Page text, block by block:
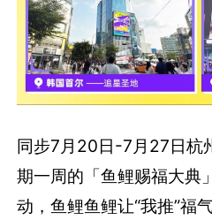
同步7月20日-7月27日杭
期一周的「鱼鲤赐福大典
动，鱼鲤鱼鲤让“我推”福